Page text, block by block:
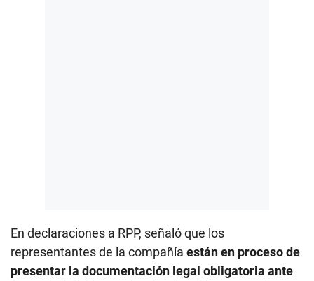
En declaraciones a RPP, señaló que los
representantes de la compañía están en proceso de
presentar la documentación legal obligatoria ante